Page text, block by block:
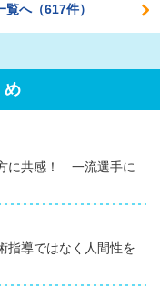
覧へ（617件）
に共感！ 一流選手に
指導ではなく人間性を